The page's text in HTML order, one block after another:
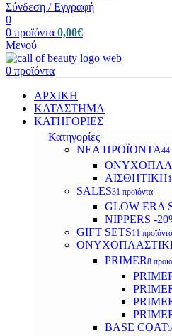
Σύνδεση / Εγγραφή
0
0 προϊόντα 0,00€
Μενού
0 προϊόντα
ΑΡΧΙΚΗ
ΚΑΤΑΣΤΗΜΑ
ΚΑΤΗΓΟΡΙΕΣ
Κατηγορίες
ΝΕΑ ΠΡΟΪΟΝΤΑ44
ΑΙΣΘΗΤΙΚΗ
SALES31 προϊόντα
GLOW ERA
NIPPERS -
GIFT SETS11 προϊόντα
PRIMER8
BASE COAT